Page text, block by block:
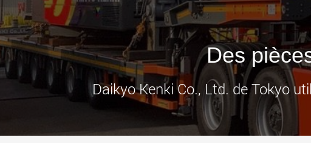
Des
Daikyo Kenki Co., Ltd. de Tokyo